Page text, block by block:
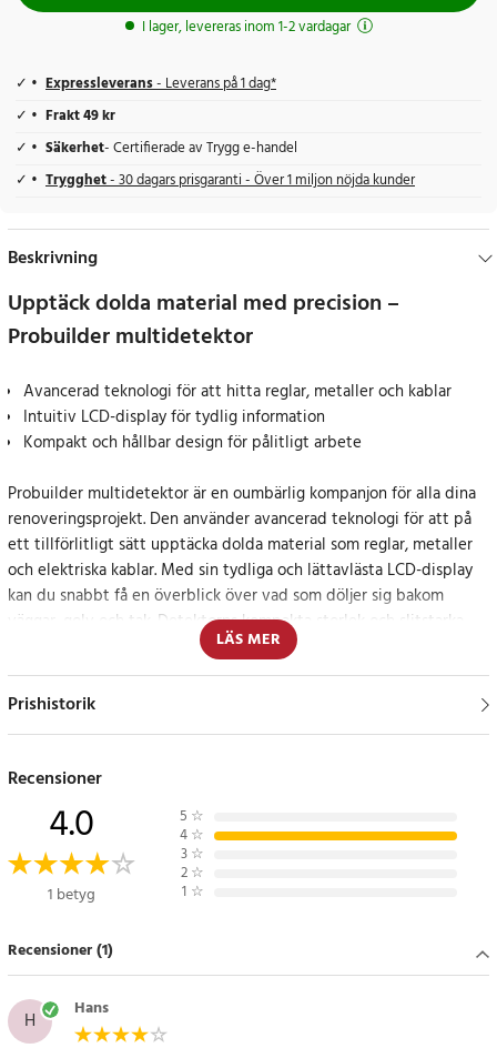
I lager, levereras inom 1-2 vardagar
Expressleverans- Leverans på 1 dag*
Frakt 49 kr
Säkerhet- Certifierade av Trygg e-handel
Trygghet- 30 dagars prisgaranti - Över 1 miljon nöjda kunder
Beskrivning
Upptäck dolda material med precision –
Probuilder multidetektor
Avancerad teknologi för att hitta reglar, metaller och kablar
Intuitiv LCD-display för tydlig information
Kompakt och hållbar design för pålitligt arbete
Probuilder multidetektor är en oumbärlig kompanjon för alla dina
renoveringsprojekt. Den använder avancerad teknologi för att på
ett tillförlitligt sätt upptäcka dolda material som reglar, metaller
och elektriska kablar. Med sin tydliga och lättavlästa LCD-display
kan du snabbt få en överblick över vad som döljer sig bakom
väggar, golv och tak. Detektorns kompakta storlek och slitstarka
konstruktion säkerställer att du kan räkna med den i alla miljöer.
Effektiv materialdetektering i hemmet
med förtroende och precision, veta vad som ligger gömt för att
Specifikation
- Detektionslägen: reglar, metall, kablar
- Display: LCD
Artikelnummer:108650
LÄS MER
Prishistorik
Recensioner
4.0
1 betyg
5 ☆
4 ☆
3 ☆
2 ☆
1 ☆
Recensioner (1)
H Hans